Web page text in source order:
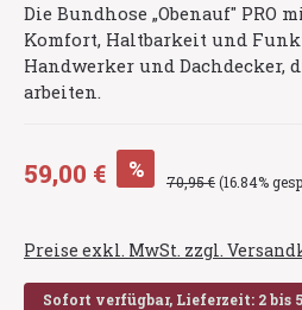
Die Bundhose „Obenauf" PRO
Komfort, Haltbarkeit und
Handwerker und Dachdecker,
arbeiten.
Verkaufspreis:
59,00 € % Regulärer Preis:
70,95 €(16.84%
Preise exkl. MwSt. zzgl.
Sofort verfügbar, Lieferzeit: 2 bis